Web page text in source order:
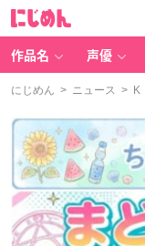
作品名 声優
にじめん > ニュース > K